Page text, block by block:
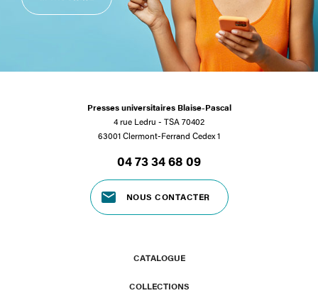
Presses universitaires Blaise-Pascal
4 rue Ledru - TSA 70402
63001 Clermont-Ferrand Cedex 1
04 73 34 68 09
NOUS CONTACTER
CATALOGUE
COLLECTIONS